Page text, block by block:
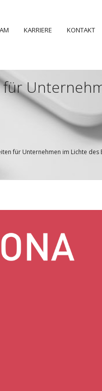
KARRIERE KONTAKT
für Unternehmen im Lichte des